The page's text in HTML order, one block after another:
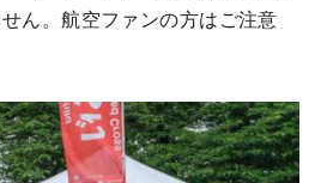
ん。航空ファンの方はご注意